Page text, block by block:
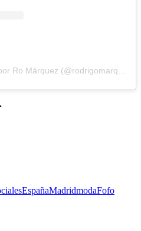
Una publicación compartida por Ro Márquez (@rodrigomarqueez)
EspañaMadridmodaFofo